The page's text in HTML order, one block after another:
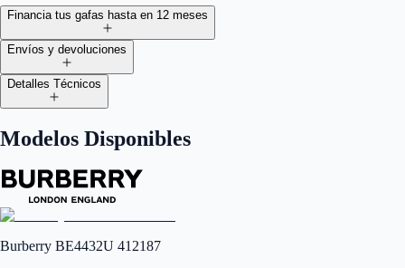
Financia tus gafas hasta en 12 meses
Envíos y devoluciones
Detalles Técnicos
Modelos Disponibles
Burberry BE4432U 412187